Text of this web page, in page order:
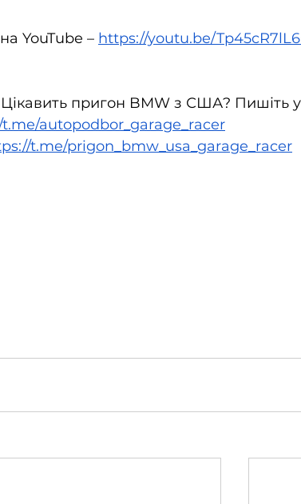
YouTube – https://youtu.be/
Цікавить пригон BMW з США? Пишіть
autopodbor_garage_racer
t.me/prigon_bmw_usa_garage_racer